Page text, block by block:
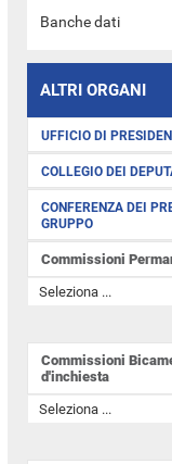
Banche dati
ALTRI ORGANI
UFFICIO DI
COLLEGIO DEI
CONFERENZA DEI
GRUPPO
Commissioni
Commissioni
d'inchiesta